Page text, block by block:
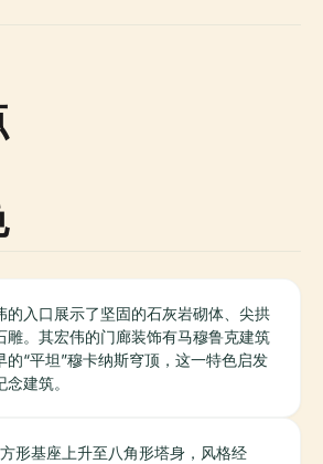
的入口展示了坚固的石灰岩砌体、尖拱
雕。其宏伟的门廊装饰有马穆鲁克建筑
的“平坦”穆卡纳斯穹顶，这一特色启发
建筑。
形基座上升至八角形塔身，风格经